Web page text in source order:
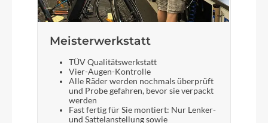
Meisterwerkstatt
TÜV Qualitätswerkstatt
Vier-Augen-Kontrolle
Alle Räder werden nochmals überprüft
und Probe gefahren, bevor sie verpackt
werden
Fast fertig für Sie montiert: Nur Lenker-
und Sattelanstellung sowie